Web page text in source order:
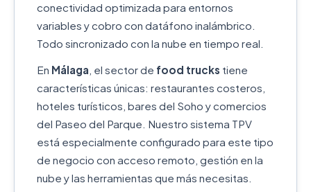
conectividad optimizada para entornos
variables y cobro con datáfono inalámbrico.
Todo sincronizado con la nube en tiempo real.
En Málaga , el sector de food trucks tiene
características únicas: restaurantes costeros,
hoteles turísticos, bares del Soho y comercios
del Paseo del Parque. Nuestro sistema TPV
está especialmente configurado para este tipo
de negocio con acceso remoto, gestión en la
nube y las herramientas que más necesitas.